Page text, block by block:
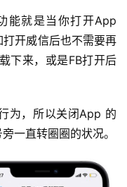
能就是当你打开App
开威信后也不需要再
下来，或是FB打开后
为，所以关闭App 的
一直转圈圈的状况。